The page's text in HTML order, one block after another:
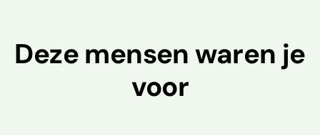
Deze mensen waren je
voor